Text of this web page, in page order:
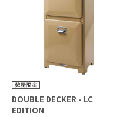
DOUBLE DECKER - LC
EDITION